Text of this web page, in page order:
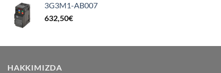
3G3M1-AB007
632,50€
HAKKIMIZDA